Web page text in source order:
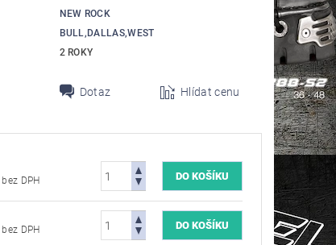
NEW ROCK
BULL,DALLAS,WEST
2 ROKY
Dotaz Hlídat cenu
7 603,31 Kč bez DPH
7 603,31 Kč bez DPH